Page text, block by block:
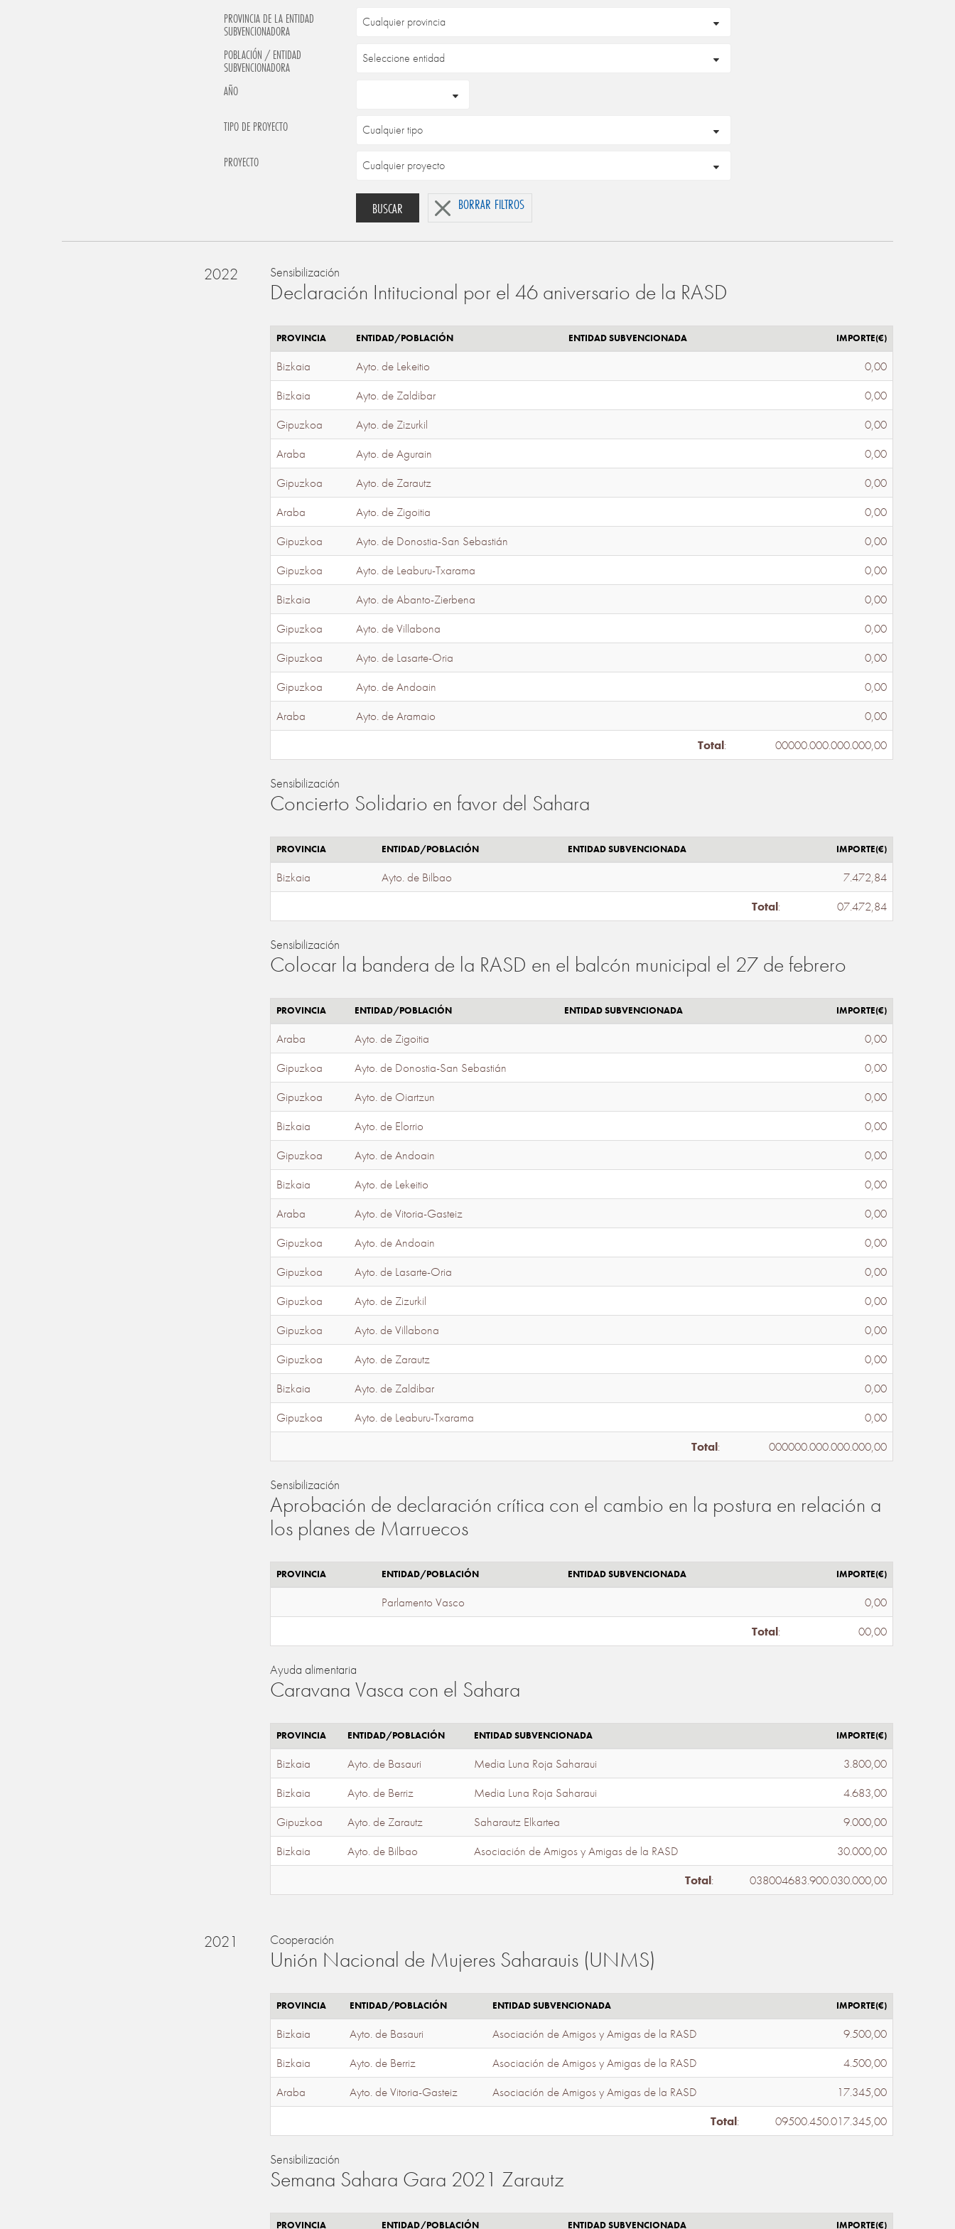
PROVINCIA DE LA ENTIDAD
SUBVENCIONADORA
POBLACIÓN / ENTIDAD
SUBVENCIONADORA
AÑO
TIPO DE PROYECTO
PROYECTO
BUSCAR BORRAR FILTROS
2022 Sensibilización
Declaración Intitucional por el 46 aniversario de la RASD
PROVINCIA ENTIDAD/POBLACIÓN ENTIDAD SUBVENCIONADA IMPORTE(€)
Bizkaia Ayto. de Lekeitio
0,00
Bizkaia
Ayto. de Zaldibar
0,00
Gipuzkoa
Ayto. de Zizurkil
0,00
Araba
Ayto. de Agurain
0,00
Gipuzkoa
Ayto. de Zarautz
0,00
Araba
Ayto. de Zigoitia
0,00
Gipuzkoa
Ayto. de Donostia-San Sebastián
0,00
Gipuzkoa
Ayto. de Leaburu-Txarama
0,00
Bizkaia
Ayto. de Abanto-Zierbena
0,00
Gipuzkoa
Ayto. de Villabona
0,00
Gipuzkoa
Ayto. de Lasarte-Oria
0,00
Gipuzkoa
Ayto. de Andoain
0,00
Araba
Ayto. de Aramaio
0,00
Total: 00000.000.000.000,00
Sensibilización
Concierto Solidario en favor del Sahara
PROVINCIA ENTIDAD/POBLACIÓN ENTIDAD SUBVENCIONADA IMPORTE(€)
Bizkaia Ayto. de Bilbao
7.472,84
Total: 07.472,84
Sensibilización
Colocar la bandera de la RASD en el balcón municipal el 27 de febrero
PROVINCIA ENTIDAD/POBLACIÓN ENTIDAD SUBVENCIONADA IMPORTE(€)
Araba Ayto. de Zigoitia
0,00
Gipuzkoa
Ayto. de Donostia-San Sebastián
0,00
Gipuzkoa
Ayto. de Oiartzun
0,00
Bizkaia
Ayto. de Elorrio
0,00
Gipuzkoa
Ayto. de Andoain
0,00
Bizkaia
Ayto. de Lekeitio
0,00
Araba
Ayto. de Vitoria-Gasteiz
0,00
Gipuzkoa
Ayto. de Andoain
0,00
Gipuzkoa
Ayto. de Lasarte-Oria
0,00
Gipuzkoa
Ayto. de Zizurkil
0,00
Gipuzkoa
Ayto. de Villabona
0,00
Gipuzkoa
Ayto. de Zarautz
0,00
Bizkaia
Ayto. de Zaldibar
0,00
Gipuzkoa
Ayto. de Leaburu-Txarama
0,00
Total: 000000.000.000.000,00
Sensibilización
Aprobación de declaración crítica con el cambio en la postura en relación a
los planes de Marruecos
PROVINCIA ENTIDAD/POBLACIÓN ENTIDAD SUBVENCIONADA IMPORTE(€)
Parlamento Vasco
0,00
Total: 00,00
Ayuda alimentaria
Caravana Vasca con el Sahara
PROVINCIA ENTIDAD/POBLACIÓN ENTIDAD SUBVENCIONADA IMPORTE(€)
Bizkaia Ayto. de Basauri Media Luna Roja Saharaui
3.800,00
Bizkaia
Ayto. de Berriz Media Luna Roja Saharaui
4.683,00
Gipuzkoa
Ayto. de Zarautz Saharautz Elkartea
9.000,00
Bizkaia
Ayto. de Bilbao Asociación de Amigos y Amigas de la RASD
30.000,00
Total: 038004683.900.030.000,00
2021 Cooperación
Unión Nacional de Mujeres Saharauis (UNMS)
PROVINCIA ENTIDAD/POBLACIÓN ENTIDAD SUBVENCIONADA IMPORTE(€)
Bizkaia Ayto. de Basauri Asociación de Amigos y Amigas de la RASD
9.500,00
Bizkaia
Ayto. de Berriz Asociación de Amigos y Amigas de la RASD
4.500,00
Araba
Ayto. de Vitoria-Gasteiz Asociación de Amigos y Amigas de la RASD
17.345,00
Total: 09500.450.017.345,00
Sensibilización
Semana Sahara Gara 2021 Zarautz
PROVINCIA ENTIDAD/POBLACIÓN ENTIDAD SUBVENCIONADA IMPORTE(€)